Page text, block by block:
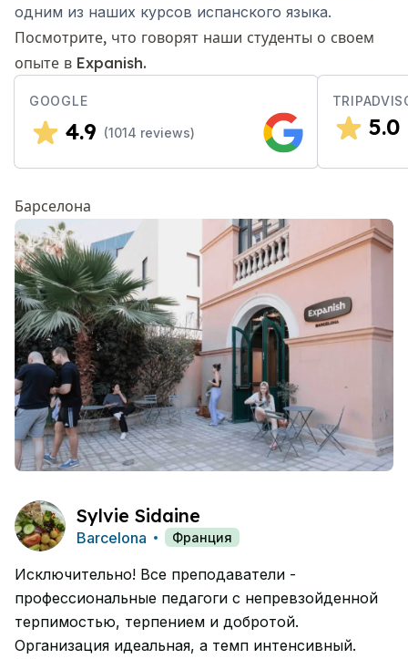
одним из наших курсов испанского языка.
Посмотрите, что говорят наши студенты о своем
опыте в Expanish.
GOOGLE
4.9 (1014 reviews) 5.0
Барселона
Sylvie Sidaine
Barcelona Франция
Исключительно! Все преподаватели -
профессиональные педагоги с непревзойденной
терпимостью, терпением и добротой.
Организация идеальная, а темп интенсивный.